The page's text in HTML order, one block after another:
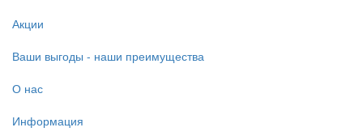
Акции
Ваши выгоды - наши преимущества
О нас
Информация